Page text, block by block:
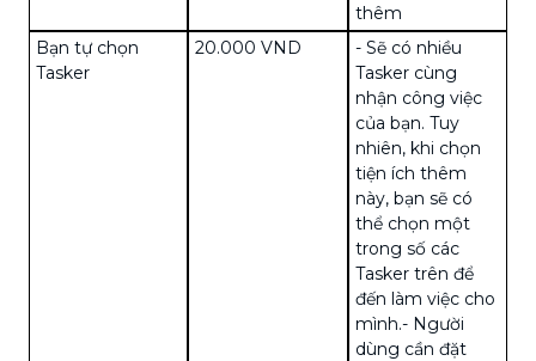
thêm
Bạn tự chọn
Tasker
20.000 VND
- Sẽ có nhiều
Tasker cùng
nhận công việc
của bạn. Tuy
nhiên, khi chọn
tiện ích thêm
này, bạn sẽ có
thể chọn một
trong số các
Tasker trên để
đến làm việc cho
mình.- Người
dùng cần đặt